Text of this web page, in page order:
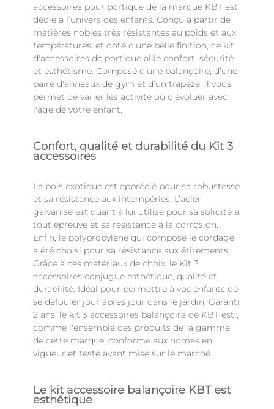
accessoires pour portique de la marque KBT est
dédié à l’univers des enfants. Conçu à partir de
matières nobles très résistantes au poids et aux
températures, et doté d'une belle finition, ce kit
d'accessoires de portique allie confort, sécurité
et esthétisme. Composé d’une balançoire, d’une
paire d'anneaux de gym et d’un trapèze, il vous
permet de varier les activité ou d'évoluer avec
l'âge de votre enfant.
Confort, qualité et durabilité du Kit 3
accessoires
Le bois exotique est apprécié pour sa robustesse
et sa résistance aux intempéries. L’acier
galvanisé est quant à lui utilisé pour sa solidité à
tout épreuve et sa résistance à la corrosion.
Enfin, le polypropylène qui compose le cordage
a été choisi pour sa résistance aux étirements.
Grâce à ces matériaux de choix, le Kit 3
accessoires conjugue esthétique, qualité et
durabilité. Idéal pour permettre à vos enfants de
se défouler jour après jour dans le jardin. Garanti
2 ans, le kit 3 accessoires balançoire de KBT est ,
comme l'ensemble des produits de la gamme
de cette marque, conforme aux nomes en
vigueur et testé avant mise sur le marché.
Le kit accessoire balançoire KBT est
esthétique